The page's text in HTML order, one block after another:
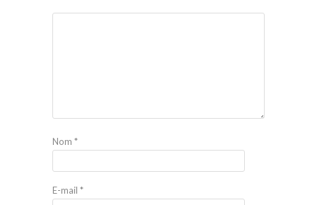
Nom *
E-mail *